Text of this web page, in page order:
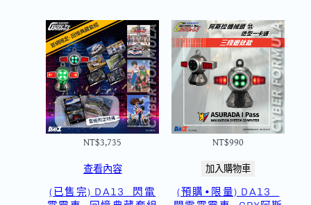
NT$3,735
查看內容
(已售完) DA13_閃電
NT$990
加入購物車
(預購•限量) DA13_